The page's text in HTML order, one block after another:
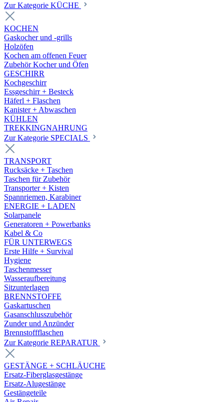
Zur Kategorie KÜCHE
KOCHEN
Gaskocher und -grills
Holzöfen
Kochen am offenen Feuer
Zubehör Kocher und Öfen
GESCHIRR
Kochgeschirr
Essgeschirr + Besteck
Häferl + Flaschen
Kanister + Abwaschen
KÜHLEN
TREKKINGNAHRUNG
Zur Kategorie SPECIALS
TRANSPORT
Rucksäcke + Taschen
Taschen für Zubehör
Transporter + Kisten
Spannriemen, Karabiner
ENERGIE + LADEN
Solarpanele
Generatoren + Powerbanks
Kabel & Co
FÜR UNTERWEGS
Erste Hilfe + Survival
Hygiene
Taschenmesser
Wasseraufbereitung
Sitzunterlagen
BRENNSTOFFE
Gaskartuschen
Gasanschlusszubehör
Zunder und Anzünder
Brennstoffflaschen
Zur Kategorie REPARATUR
GESTÄNGE + SCHLÄUCHE
Ersatz-Fiberglasgestänge
Ersatz-Alugestänge
Gestängeteile